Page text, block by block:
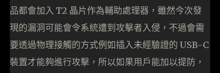
品都會加入 T2 晶片作為輔助處理器，雖然今次發
現的漏洞可能會令系統遭到攻擊者入侵，不過會需
要透過物理接觸的方式例如插入未經驗證的 USB-C
裝置才能夠進行攻擊，所以如果用戶能加以提防，